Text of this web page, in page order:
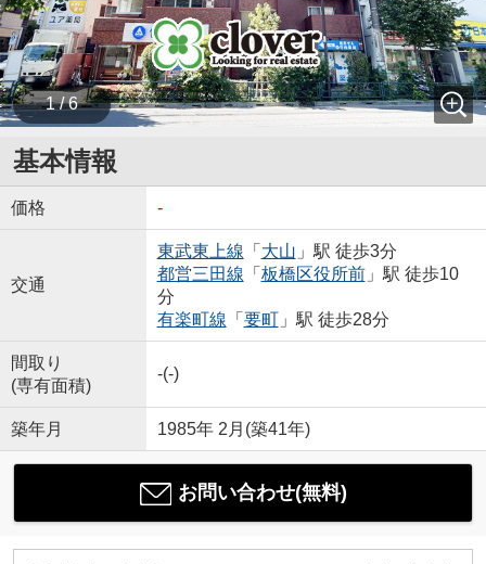
1 / 6
基本情報
価格 -
交通
東武東上線 「 大山 」駅 徒歩3分
都営三田線 「 板橋区役所前」駅 徒歩10
分
有楽町線 「 要町」駅 徒歩28分
間取り
(専有面積)
-(-)
築年月 1985年 2月(築41年)
お問い合わせ(無料)